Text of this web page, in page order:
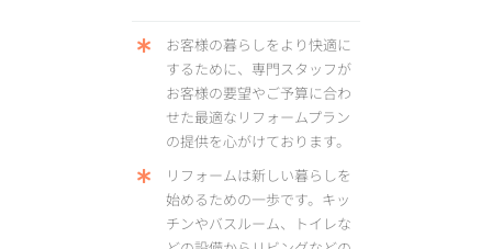
お客様の暮らしをより快適に
するために、専門スタッフが
お客様の要望やご予算に合わ
せた最適なリフォームプラン
の提供を心がけております。
リフォームは新しい暮らしを
始めるための一歩です。キッ
チンやバスルーム、トイレな